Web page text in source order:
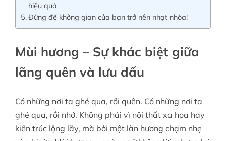
hiệu quả
Đừng để không gian của bạn trở nên nhạt nhòa!
Mùi hương – Sự khác biệt giữa
lãng quên và lưu dấu
Có những nơi ta ghé qua, rồi quên. Có những nơi ta
ghé qua, rồi nhớ. Không phải vì nội thất xa hoa hay
kiến trúc lộng lẫy, mà bởi một làn hương chạm nhẹ